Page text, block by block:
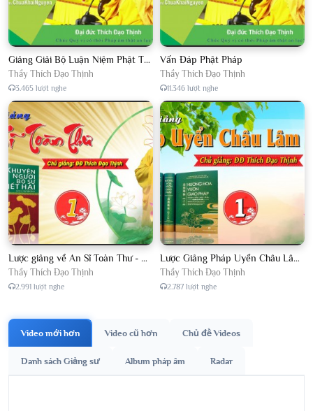
Giảng Giải Bộ Luận Niệm Phật Thập Yếu Năm 2018
Thầy Thích Đạo Thịnh
3.465 lượt nghe
Vấn Đáp Phật Pháp
Thầy Thích Đạo Thịnh
11.346 lượt nghe
Lược giảng về An Sĩ Toàn Thư - Chủ giảng Đại Đức Thích Đạo Thịnh
Thầy Thích Đạo Thịnh
2.991 lượt nghe
Lược Giảng Pháp Uyển Châu Lâm, Chủ giảng Đại Đức Thích Đạo Thịnh
Thầy Thích Đạo Thịnh
2.787 lượt nghe
Video mới hơn Video cũ hơn Chủ đề Videos
Danh sách Giảng sư Album pháp âm Radar